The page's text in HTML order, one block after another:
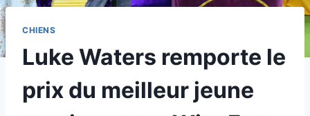
CHIENS
Luke Waters remporte le
prix du meilleur jeune